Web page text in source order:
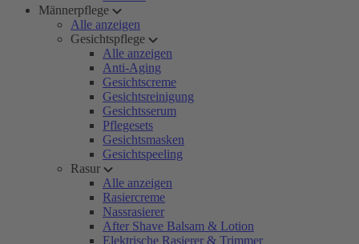
Männerpflege
Alle anzeigen
Gesichtspflege
Alle anzeigen
Anti-Aging
Gesichtscreme
Gesichtsreinigung
Gesichtsserum
Pflegesets
Gesichtsmasken
Gesichtspeeling
Rasur
Alle anzeigen
Rasiercreme
Nassrasierer
After Shave Balsam & Lotion
Elektrische Rasierer & Trimmer